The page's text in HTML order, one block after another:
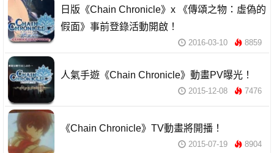
日版《Chain Chronicle》x 《傳頌之物：虛偽的
假面》事前登錄活動開啟！
2016-03-10 8859
人氣手遊《Chain Chronicle》動畫PV曝光！
2015-12-08 7476
《Chain Chronicle》TV動畫將開播！
2015-07-19 8904